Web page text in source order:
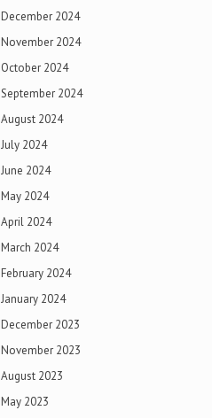
December 2024
November 2024
October 2024
September 2024
August 2024
July 2024
June 2024
May 2024
April 2024
March 2024
February 2024
January 2024
December 2023
November 2023
August 2023
May 2023